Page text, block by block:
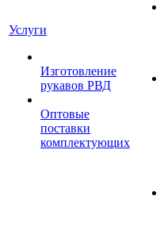
Услуги
Изготовление
рукавов РВД
Оптовые
поставки
комплектующих